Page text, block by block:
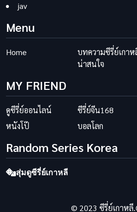
jav
Menu
Home
บทความซีรี่ย์เกา
น่าสนใจ
MY FRIEND
ดูซีรี่ย์ออนไลน์ ซีรี่ย์จีน168
หนังโป๊
บอลโลก
Random Series Korea
สุ่มดูซีรี่ย์เกาหลี
© 2023 ซีรี่ย์เกาหลี